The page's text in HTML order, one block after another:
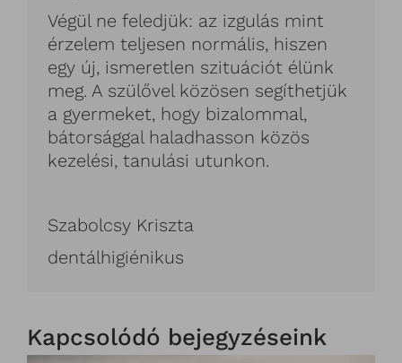
Végül ne feledjük: az izgulás mint
érzelem teljesen normális, hiszen
egy új, ismeretlen szituációt élünk
meg. A szülővel közösen segíthetjük
a gyermeket, hogy bizalommal,
bátorsággal haladhasson közös
kezelési, tanulási utunkon.
Szabolcsy Kriszta
dentálhigiénikus
Kapcsolódó bejegyzéseink